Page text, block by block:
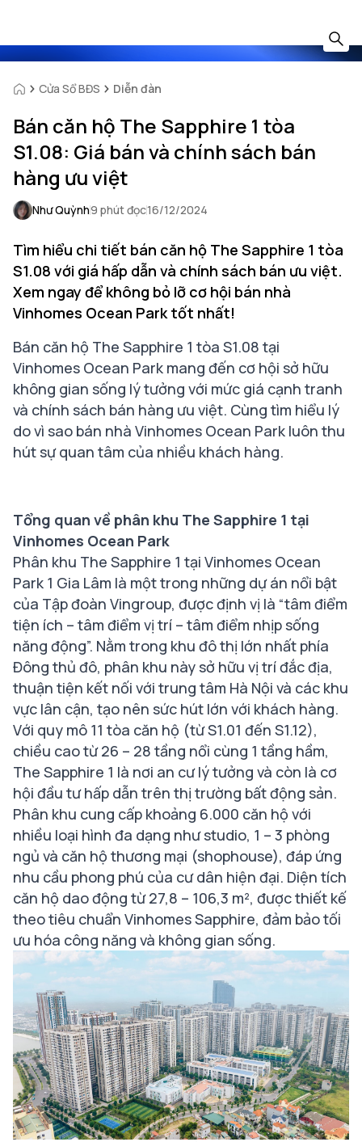
Cửa Sổ BĐS Diễn đàn
Bán căn hộ The Sapphire 1 tòa
S1.08: Giá bán và chính sách bán
hàng ưu việt
Như Quỳnh9 phút đọc16/12/2024
Tìm hiểu chi tiết bán căn hộ The Sapphire 1 tòa
S1.08 với giá hấp dẫn và chính sách bán ưu việt.
Xem ngay để không bỏ lỡ cơ hội bán nhà
Vinhomes Ocean Park tốt nhất!
Bán căn hộ The Sapphire 1 tòa S1.08 tại
Vinhomes Ocean Park mang đến cơ hội sở hữu
không gian sống lý tưởng với mức giá cạnh tranh
và chính sách bán hàng ưu việt. Cùng tìm hiểu lý
do vì sao bán nhà Vinhomes Ocean Park luôn thu
hút sự quan tâm của nhiều khách hàng.
Tổng quan về phân khu The Sapphire 1 tại
Vinhomes Ocean Park
Phân khu The Sapphire 1 tại Vinhomes Ocean
Park 1 Gia Lâm là một trong những dự án nổi bật
của Tập đoàn Vingroup, được định vị là “tâm điểm
tiện ích – tâm điểm vị trí – tâm điểm nhịp sống
năng động”. Nằm trong khu đô thị lớn nhất phía
Đông thủ đô, phân khu này sở hữu vị trí đắc địa,
thuận tiện kết nối với trung tâm Hà Nội và các khu
vực lân cận, tạo nên sức hút lớn với khách hàng.
Với quy mô 11 tòa căn hộ (từ S1.01 đến S1.12),
chiều cao từ 26 – 28 tầng nổi cùng 1 tầng hầm,
The Sapphire 1 là nơi an cư lý tưởng và còn là cơ
hội đầu tư hấp dẫn trên thị trường bất động sản.
Phân khu cung cấp khoảng 6.000 căn hộ với
nhiều loại hình đa dạng như studio, 1 – 3 phòng
ngủ và căn hộ thương mại (shophouse), đáp ứng
nhu cầu phong phú của cư dân hiện đại. Diện tích
căn hộ dao động từ 27,8 – 106,3 m², được thiết kế
theo tiêu chuẩn Vinhomes Sapphire, đảm bảo tối
ưu hóa công năng và không gian sống.